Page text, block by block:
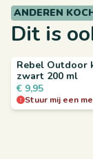
ANDEREN
Dit is
Rebel Outdoor
zwart 200 ml
Stuur mij een
€ 9,95